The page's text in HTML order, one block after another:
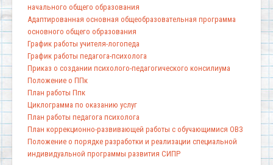
начального общего образования
Адаптированная основная общеобразовательная программа
основного общего образования
График работы учителя-логопеда
График работы педагога-психолога
Приказ о создании психолого-педагогического консилиума
Положение о ППк
План работы Ппк
Циклограмма по оказанию услуг
План работы педагога психолога
План коррекционно-развивающей работы с обучающимися ОВЗ
Положение о порядке разработки и реализации специальной
индивидуальной программы развития СИПР